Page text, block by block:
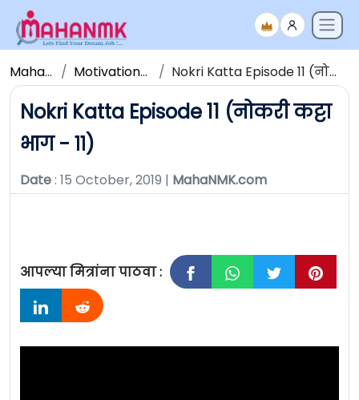
Maha NMK Motivational Videos Nokri Katta Episode 11 (नोकरी कट्टा भाग - ११)
Nokri Katta Episode 11 (नोकरी कट्टा
भाग - ११)
Date: 15 October, 2019 | MahaNMK.com
आपल्या मित्रांना पाठवा :